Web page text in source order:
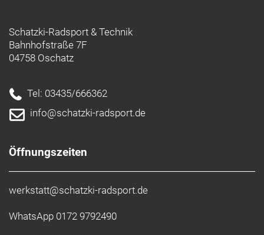
Schatzki-Radsport & Technik
Bahnhofstraße 7F
04758 Oschatz
Tel: 03435/666362
info@schatzki-radsport.de
Öffnungszeiten
werkstatt@schatzki-radsport.de
WhatsApp 0172 9792490